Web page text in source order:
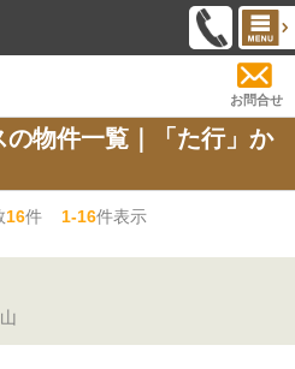
お問合せ
物件一覧｜「た行」か
16件1-16件表示